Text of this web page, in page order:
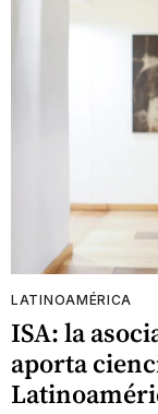
LATINOAMÉRICA
ISA: la
aporta